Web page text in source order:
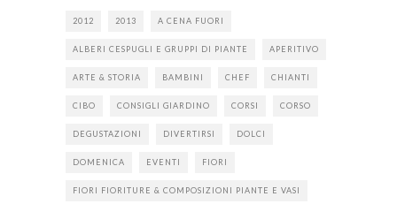
2012 2013 A CENA FUORI
ALBERI CESPUGLI E GRUPPI DI PIANTE APERITIVO
ARTE & STORIA BAMBINI CHEF CHIANTI
CIBO CONSIGLI GIARDINO CORSI CORSO
DEGUSTAZIONI DIVERTIRSI DOLCI
DOMENICA EVENTI FIORI
FIORI FIORITURE & COMPOSIZIONI PIANTE E VASI